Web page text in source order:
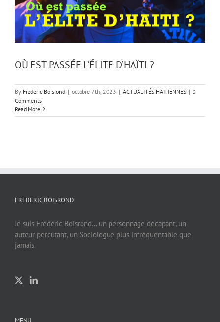
OÙ EST PASSÉE L’ÉLITE D’HAÏTI ?
By Frederic Boisrond | octobre 7th, 2023 | ACTUALITÉS HAITIENNES | 0
Comments
Read More
FREDERIC BOISROND
Je suis Frédéric Boisrond… un personnage décapant, un
auteur percutant, un Sociologue plus infréquentable que
jamais.
MENU